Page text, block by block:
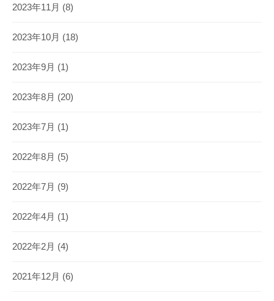
2023年11月 (8)
2023年10月 (18)
2023年9月 (1)
2023年8月 (20)
2023年7月 (1)
2022年8月 (5)
2022年7月 (9)
2022年4月 (1)
2022年2月 (4)
2021年12月 (6)